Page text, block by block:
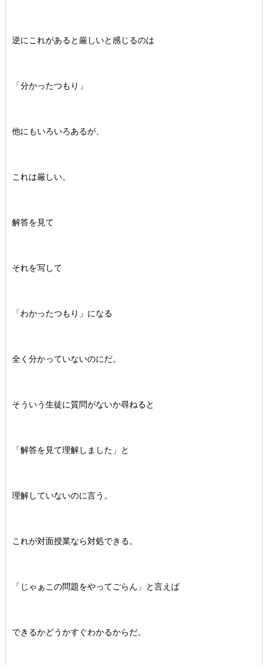
逆にこれがあると厳しいと感じるのは
「分かったつもり」
他にもいろいろあるが、
これは厳しい。
解答を見て
それを写して
「わかったつもり」になる
全く分かっていないのにだ。
そういう生徒に質問がないか尋ねると
「解答を見て理解しました」と
理解していないのに言う。
これが対面授業なら対処できる。
「じゃぁこの問題をやってごらん」と言えば
できるかどうかすぐわかるからだ。